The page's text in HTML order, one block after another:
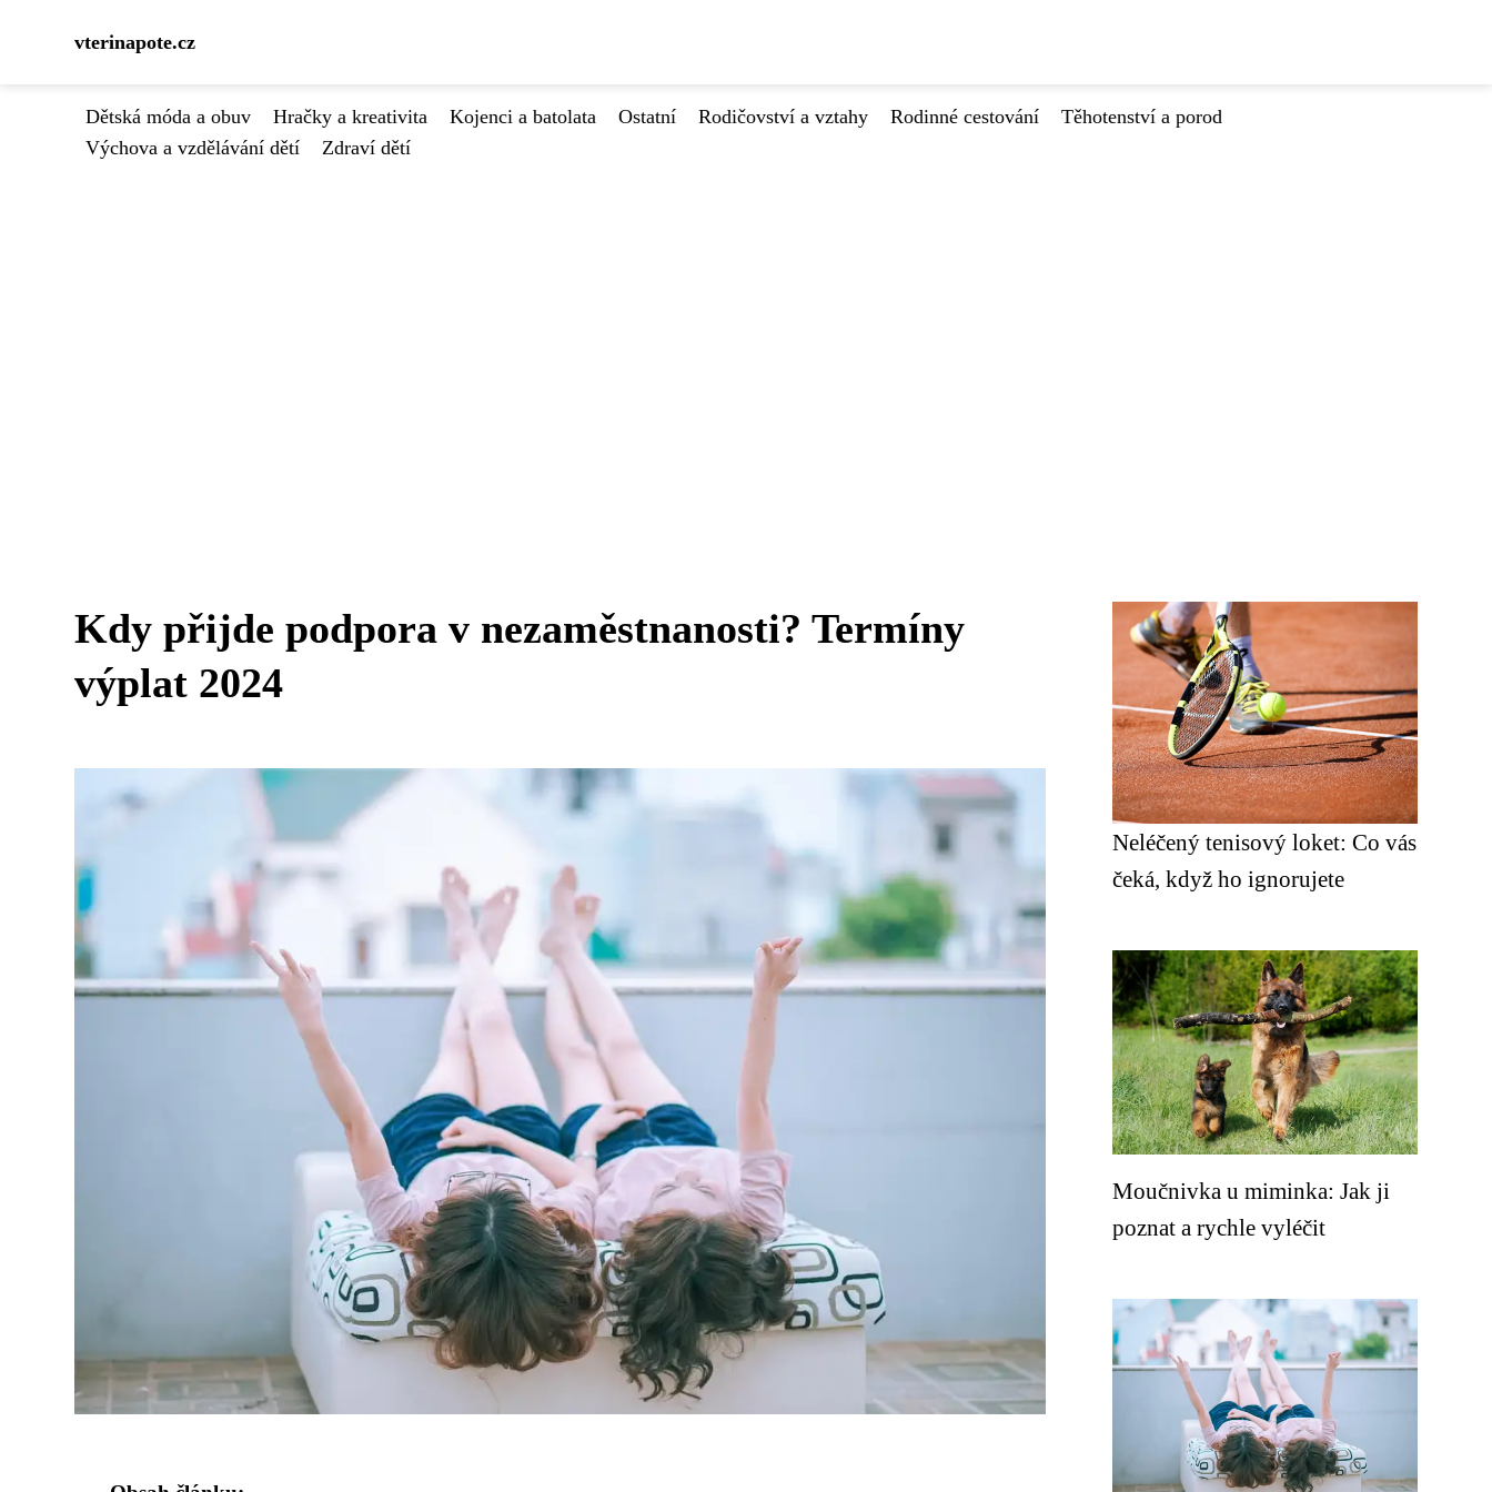
vterinapote.cz
Dětská móda a obuv Hračky a kreativita Kojenci a batolata Ostatní Rodičovství a vztahy Rodinné cestování
Těhotenství a porod
Výchova a vzdělávání dětí
Zdraví dětí
Kdy přijde podpora v nezaměstnanosti? Termíny
výplat 2024
Neléčený tenisový loket: Co vás
čeká, když ho ignorujete
Moučnivka u miminka: Jak ji
poznat a rychle vyléčit